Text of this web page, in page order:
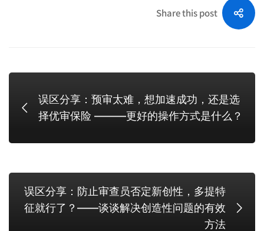
Share this post
误区分享：预审太难，想加速成功，还是选
择优审保险 ———更好的操作方式是什么？
误区分享：防止审查员否定新创性，多提特
征就行了？——谈谈解决创造性问题的有效
方法